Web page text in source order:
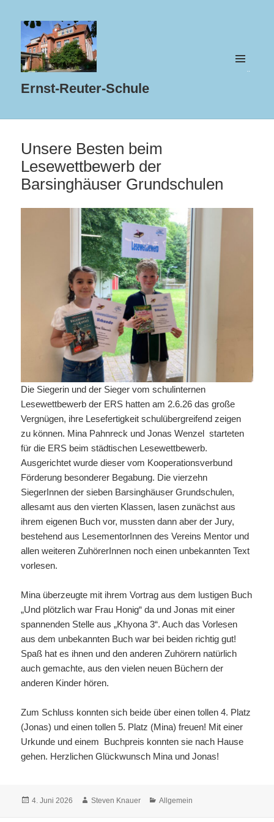
Ernst-Reuter-Schule
Unsere Besten beim
Lesewettbewerb der
Barsinghäuser Grundschulen
Die Siegerin und der Sieger vom schulinternen
Lesewettbewerb der ERS hatten am 2.6.26 das große
Vergnügen, ihre Lesefertigkeit schulübergreifend zeigen
zu können. Mina Pahnreck und Jonas Wenzel starteten
für die ERS beim städtischen Lesewettbewerb.
Ausgerichtet wurde dieser vom Kooperationsverbund
Förderung besonderer Begabung. Die vierzehn
SiegerInnen der sieben Barsinghäuser Grundschulen,
allesamt aus den vierten Klassen, lasen zunächst aus
ihrem eigenen Buch vor, mussten dann aber der Jury,
bestehend aus LesementorInnen des Vereins Mentor und
allen weiteren ZuhörerInnen noch einen unbekannten Text
vorlesen.
Mina überzeugte mit ihrem Vortrag aus dem lustigen Buch
„Und plötzlich war Frau Honig“ da und Jonas mit einer
spannenden Stelle aus „Khyona 3“. Auch das Vorlesen
aus dem unbekannten Buch war bei beiden richtig gut!
Spaß hat es ihnen und den anderen Zuhörern natürlich
auch gemachte, aus den vielen neuen Büchern der
anderen Kinder hören.
Zum Schluss konnten sich beide über einen tollen 4. Platz
(Jonas) und einen tollen 5. Platz (Mina) freuen! Mit einer
Urkunde und einem Buchpreis konnten sie nach Hause
gehen. Herzlichen Glückwunsch Mina und Jonas!
Veröffentlicht
4. Juni 2026 Autor
Steven Knauer Kategorien
Allgemein